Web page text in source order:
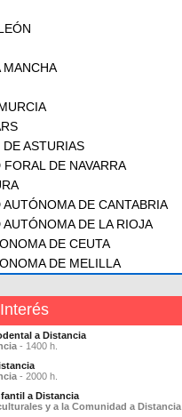
MANCHA
ASTURIAS
DE NAVARRA
DE CANTABRIA
DE LA RIOJA
DE CEUTA
DE MELILLA
a Distancia
- 1400 h.
- 2000 h.
a Distancia
y a la Comunidad a Distancia